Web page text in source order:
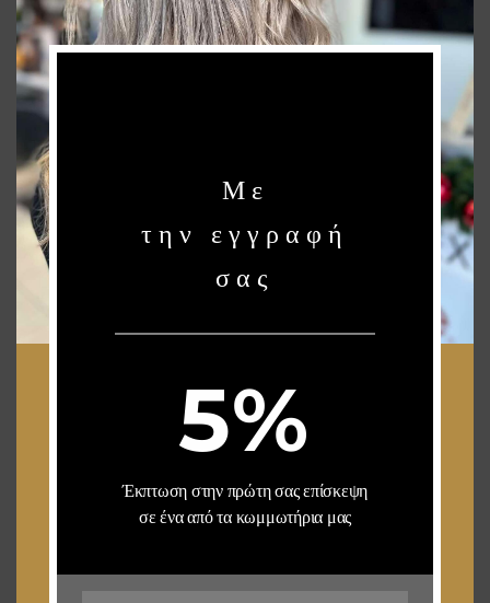
NEWSLETTER
Stay up to date with our latest news, receive exclusive deals, and more.
SUBSCRIBE ⟶
VISIT US
Georgiou Gennimata 24,
Telephone 1 : 210 96 26 448
Telephone 2 : 210 96 26 458
Telephone 1: 210 98 02 886
Με
την εγγραφή
σας
5%
Έκπτωση στην πρώτη σας επίσκεψη
σε ένα από τα κωμμωτήρια μας